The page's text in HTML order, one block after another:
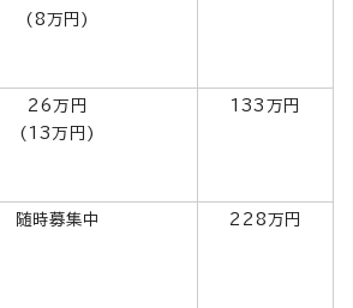
(8万円)
26万円
(13万円)
133万円
随時募集中 228万円